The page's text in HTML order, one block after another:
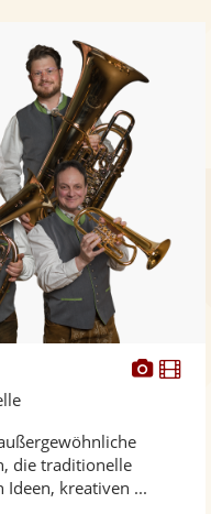
die traditionelle
Ideen, kreativen ...